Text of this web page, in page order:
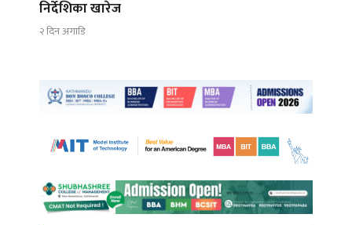
निर्देशिका खारेज
२ दिन अगाडि